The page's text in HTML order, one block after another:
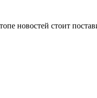
новостей стоит